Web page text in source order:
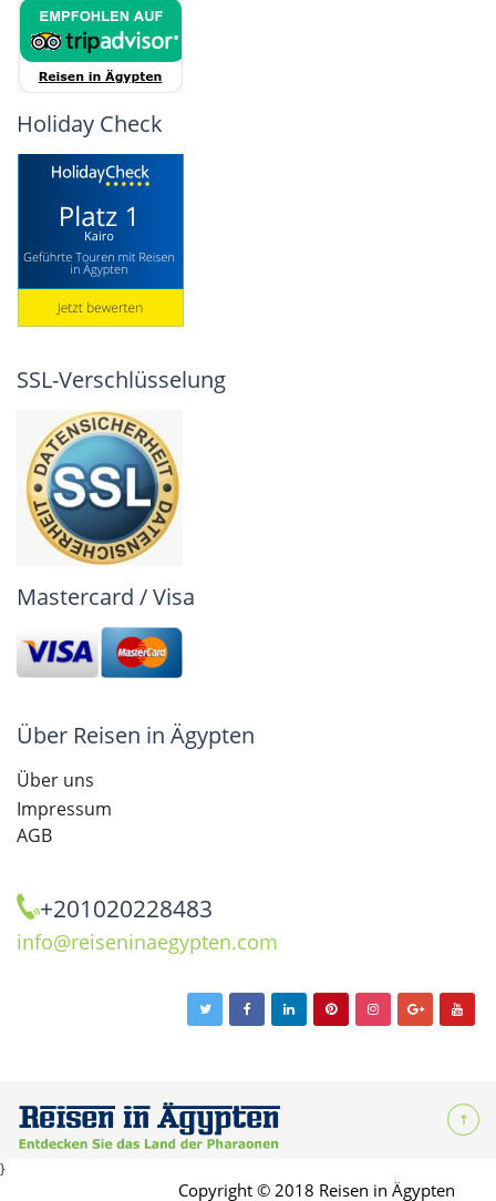
Holiday Check
SSL-Verschlüsselung
Mastercard / Visa
Über Reisen in Ägypten
Über uns
Impressum
AGB
+201020228483
info@reiseninaegypten.com
Copyright © 2018 Reisen in Ägypten
}